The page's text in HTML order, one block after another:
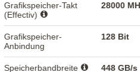
Grafikspeicher-Takt
(Effectiv)
28000
Grafikspeicher-
Anbindung
128 Bit
Speicherbandbreite 448 GB/s